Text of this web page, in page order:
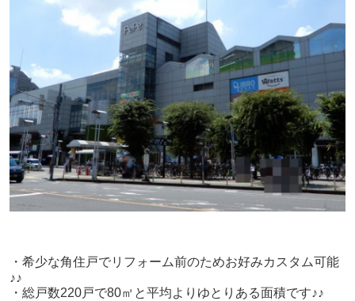
・希少な角住戸でリフォーム前のためお好みカスタム可能
♪♪
・総戸数220戸で80㎡と平均よりゆとりある面積です♪♪